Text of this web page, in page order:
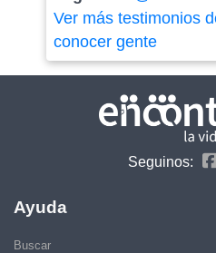
Ver más testimonios
conocer gente
Seguinos:
Ayuda
Buscar